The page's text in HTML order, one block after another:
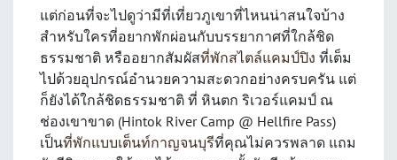
แต่ก่อนที่จะไปดูว่ามีที่เที่ยวภูเขาที่ไหนน่าสนใจบ้าง
สำหรับใครที่อยากพักผ่อนกับบรรยากาศที่ใกล้ชิด
ธรรมชาติ หรืออยากสัมผัสที่พักสไตล์แคมป์ปิง ที่เต็ม
ไปด้วยอุปกรณ์อำนวยความสะดวกอย่างครบครัน แต่
ก็ยังได้ใกล้ชิดธรรมชาติ ที่ หินตก ริเวอร์แคมป์ ณ
ช่องเขาขาด (Hintok River Camp @ Hellfire Pass)
เป็นที่พักแบบเต็นท์กาญจนบุรีที่คุณไม่ควรพลาด แถม